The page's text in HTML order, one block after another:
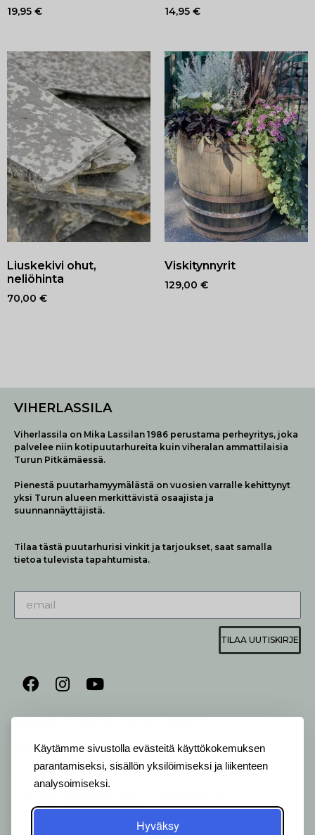
Käytämme sivustolla evästeitä käyttökokemuksen
parantamiseksi, sisällön yksilöimiseksi ja liikenteen
analysoimiseksi.
Hyväksy
19,95 € 14,95 €
Liuskekivi ohut,
neliöhinta
70,00 €
Viskitynnyrit
129,00 €
VIHERLASSILA
Viherlassila on Mika Lassilan 1986 perustama perheyritys, joka
palvelee niin kotipuutarhureita kuin viheralan ammattilaisia
Turun Pitkämäessä.
Pienestä puutarhamyymälästä on vuosien varralle kehittynyt
yksi Turun alueen merkittävistä osaajista ja
suunnannäyttäjistä.
Tilaa tästä puutarhurisi vinkit ja tarjoukset, saat samalla
tietoa tulevista tapahtumista.
TILAA UUTISKIRJE
AUKIOLO JA YHTEYSTIEDOT
ALVELEMME:
Ma-Pe 9-20 I La 10-18 I Su 10-17
OTA YHTEYTTÄ:
kukkapiste: +358 44 5369 657
pihasuunnittelija: +358 40 1547 376